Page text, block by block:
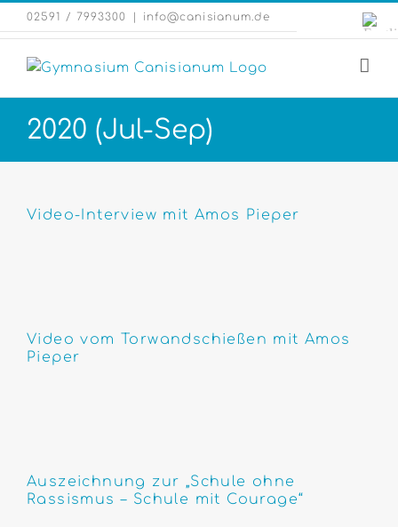
Zum
Inhalt
springen
02591 / 7993300 info@canisianum.de
2020 (Jul-Sep)
Video-Interview mit Amos Pieper
Video vom Torwandschießen mit Amos
Pieper
Auszeichnung zur „Schule ohne
Rassismus – Schule mit Courage“